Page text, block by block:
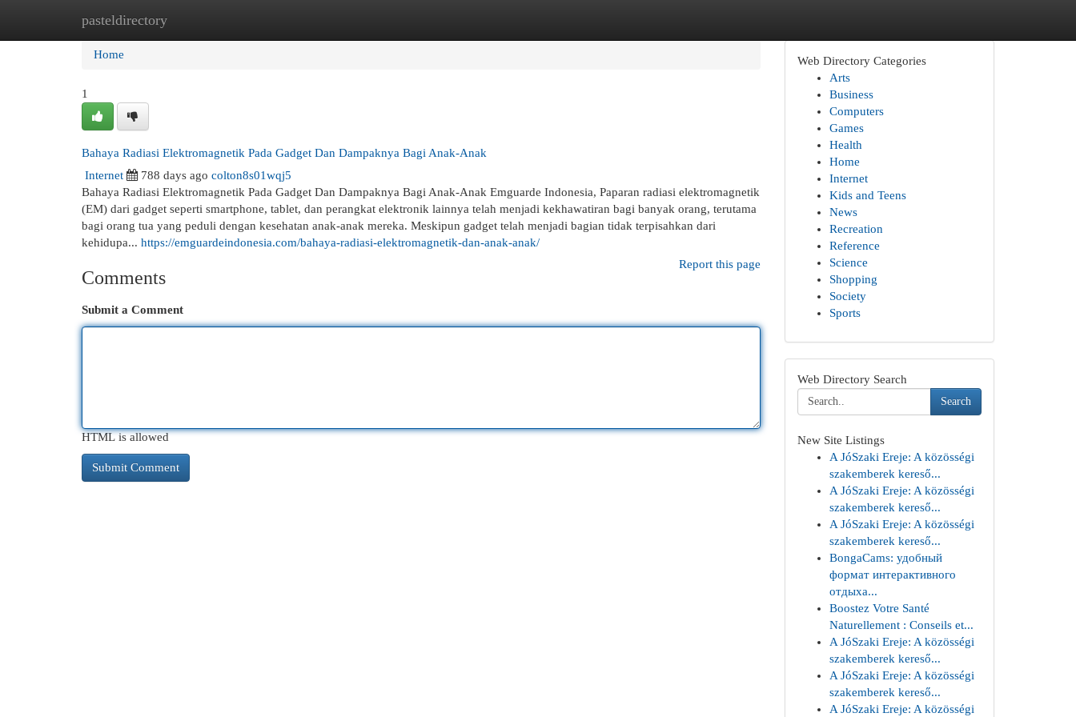
pasteldirectory
Home New Site Listings
Home
1
Bahaya Radiasi Elektromagnetik Pada Gadget Dan Dampaknya Bagi Anak-Anak
Internet
788 days ago colton8s01wqj5
Bahaya Radiasi Elektromagnetik Pada Gadget Dan Dampaknya Bagi Anak-Anak Emguarde Indonesia, Paparan radiasi elektromagnetik
(EM) dari gadget seperti smartphone, tablet, dan perangkat elektronik lainnya telah menjadi kekhawatiran bagi banyak orang, terutama
bagi orang tua yang peduli dengan kesehatan anak-anak mereka. Meskipun gadget telah menjadi bagian tidak terpisahkan dari
kehidupa... https://emguardeindonesia.com/bahaya-radiasi-elektromagnetik-dan-anak-anak/
Report this page
Comments
Submit a Comment
HTML is allowed
Web Directory Categories
Arts
Business
Computers
Games
Health
Home
Internet
Kids and Teens
News
Recreation
Reference
Science
Shopping
Society
Sports
Web Directory Search
Search
New Site Listings
A JóSzaki Ereje: A közösségi
szakemberek kereső...
A JóSzaki Ereje: A közösségi
szakemberek kereső...
A JóSzaki Ereje: A közösségi
szakemberek kereső...
BongaCams: удобный
формат интерактивного
отдыха...
Boostez Votre Santé
Naturellement : Conseils et...
A JóSzaki Ereje: A közösségi
szakemberek kereső...
A JóSzaki Ereje: A közösségi
szakemberek kereső...
A JóSzaki Ereje: A közösségi